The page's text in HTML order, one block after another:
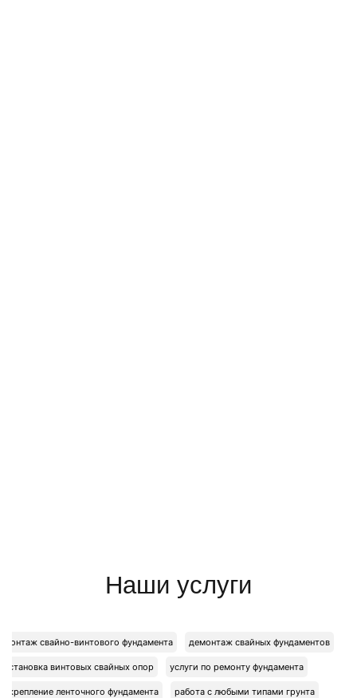
Наши услуги
монтаж свайно-винтового фундамента демонтаж свайных фундаментов
установка винтовых свайных опор услуги по ремонту фундамента
укрепление ленточного фундамента работа с любыми типами грунта